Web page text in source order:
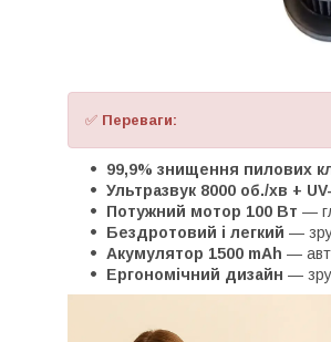
✅ Переваги:
99,9% знищення пилових
Ультразвук 8000 об./хв +
Потужний мотор 100 Вт —
Бездротовий і легкий —
Акумулятор 1500 mAh —
Ергономічний дизайн —